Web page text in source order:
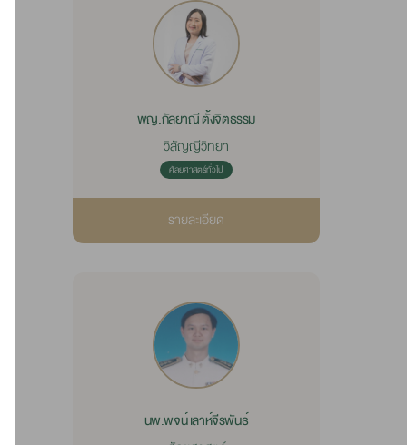
พญ.กัลยาณี ตั้งจิตธรรม
วิสัญญีวิทยา
ศัลยศาสตร์ทั่วไป
รายละเอียด
นพ.พจน์ เลาห์จีรพันธ์